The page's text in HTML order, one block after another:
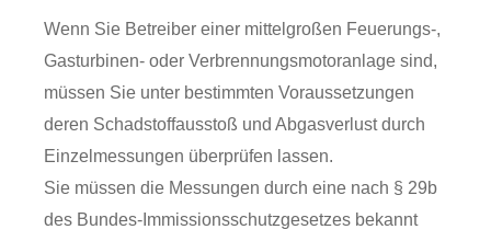
Wenn Sie Betreiber einer mittelgroßen Feuerungs-,
Gasturbinen- oder Verbrennungsmotoranlage sind,
müssen Sie unter bestimmten Voraussetzungen
deren Schadstoffausstoß und Abgasverlust durch
Einzelmessungen überprüfen lassen.
Sie müssen die Messungen durch eine nach § 29b
des Bundes-Immissionsschutzgesetzes bekannt